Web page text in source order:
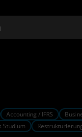
Accounting / IFRS
Studium